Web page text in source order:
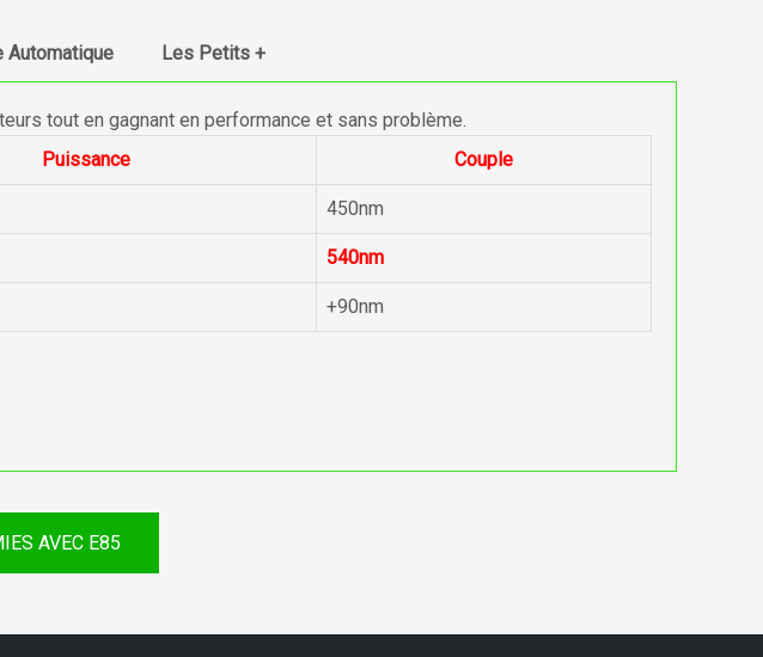
Automatique Les Petits +
tout en gagnant en performance et sans problème.
Puissance Couple
450nm
540nm
+90nm
AVEC E85